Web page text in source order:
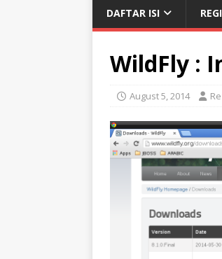
DAFTAR ISI
WildFly :
August 5, 2014